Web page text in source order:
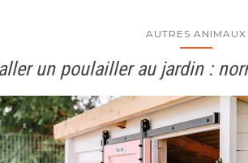
AUTRES ANIMAUX
un poulailler au jardin :